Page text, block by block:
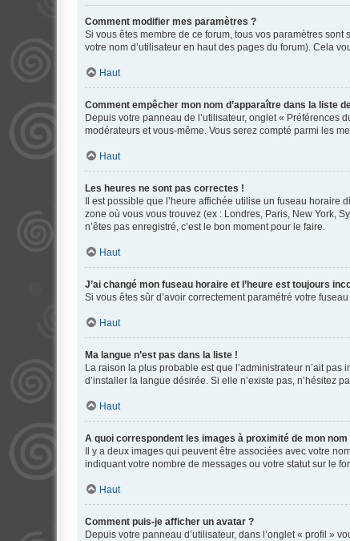
Comment modifier mes paramètres ?
Si vous êtes membre de ce forum, tous vos paramètres
votre nom d’utilisateur en haut des pages du forum). Cela
Haut
Comment empêcher mon nom d’apparaître dans la liste
Depuis votre panneau de l’utilisateur, onglet « Préférences
modérateurs et vous-même. Vous serez compté parmi les
Haut
Les heures ne sont pas correctes !
Il est possible que l’heure affichée utilise un fuseau
zone où vous vous trouvez (ex : Londres, Paris, New York,
n’êtes pas enregistré, c’est le bon moment pour le faire.
Haut
J’ai changé mon fuseau horaire et l’heure est toujours
Si vous êtes sûr d’avoir correctement paramétré votre
Haut
Ma langue n’est pas dans la liste !
La raison la plus probable est que l’administrateur n’ait
d’installer la langue désirée. Si elle n’existe pas, n’hésitez
Haut
A quoi correspondent les images à proximité de mon nom
Il y a deux images qui peuvent être associées avec votre
indiquant votre nombre de messages ou votre statut sur le
Haut
Comment puis-je afficher un avatar ?
Depuis votre panneau d’utilisateur, dans l’onglet « profil »